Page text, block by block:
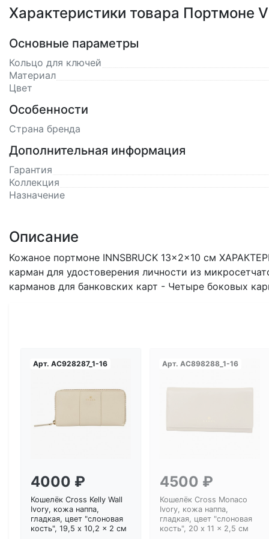
Характеристики товара Портмоне
Основные параметры
Кольцо для ключей
Материал
Цвет
Особенности
Страна бренда
Дополнительная информация
Гарантия
Коллекция
Назначение
Описание
Кожаное портмоне INNSBRUCK 13x2x10 см
карман для удостоверения личности из
карманов для банковских карт - Четыре боковых
Арт. AC928287_1-16
4000 ₽
Кошелёк Cross Kelly Wall
Ivory, кожа наппа,
гладкая, цвет "слоновая
кость", 19,5 x 10,2 x 2 см
Арт. AC898288_1-16
4500 ₽
Кошелёк Cross Monaco
Ivory, кожа наппа,
гладкая, цвет "слоновая
кость", 20 x 11 x 2,5 см